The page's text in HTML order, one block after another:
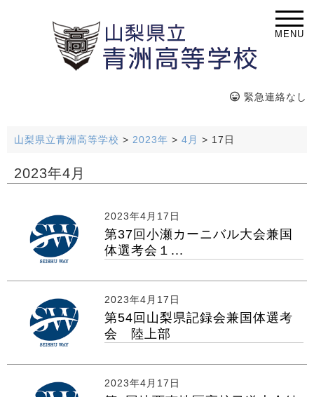
MENU
緊急連絡なし
山梨県立青洲高等学校 > 2023年 > 4月 > 17日
2023年4月
2023年4月17日
第37回小瀬カーニバル大会兼国
体選考会１...
2023年4月17日
第54回山梨県記録会兼国体選考
会 陸上部
2023年4月17日